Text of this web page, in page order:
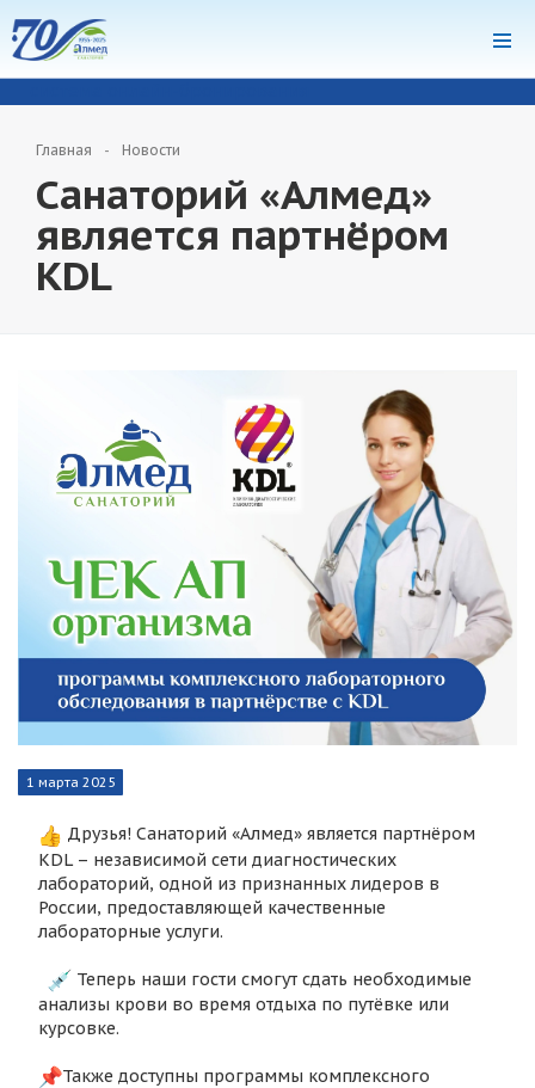
Главная Новости
Санаторий «Алмед»
является партнёром
KDL
1 марта 2025
Друзья! Санаторий «Алмед» является партнёром
KDL – независимой сети диагностических
лабораторий, одной из признанных лидеров в
России, предоставляющей качественные
лабораторные услуги.
Теперь наши гости смогут сдать необходимые
анализы крови во время отдыха по путёвке или
курсовке.
Также доступны программы комплексного